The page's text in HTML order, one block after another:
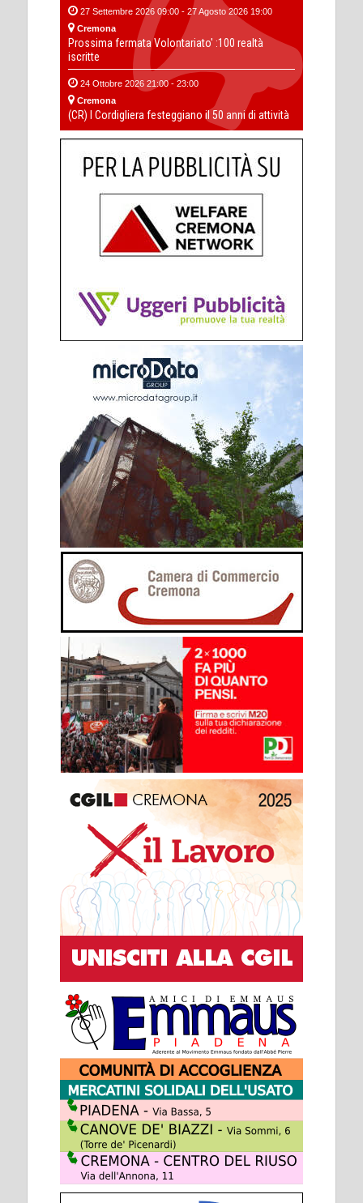
27 Settembre 2026 09:00 - 27 Agosto 2026 19:00
Cremona
Prossima fermata Volontariato' :100 realtà
iscritte
24 Ottobre 2026 21:00 - 23:00
Cremona
(CR) I Cordigliera festeggiano il 50 anni di attività